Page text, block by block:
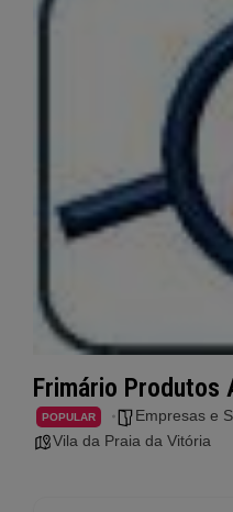
Frimário Produtos
POPULAR
Empresas e
Vila da Praia da Vitória